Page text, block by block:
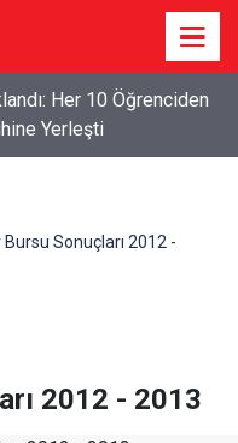
Her 10 Öğrenciden
Yerleşti
Bursu Sonuçları 2012 -
2012 - 2013